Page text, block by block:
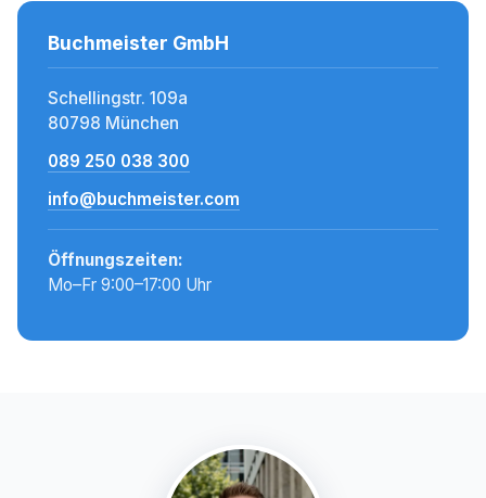
Buchmeister GmbH
Schellingstr. 109a
80798 München
089 250 038 300
info@buchmeister.com
Öffnungszeiten:
Mo–Fr 9:00–17:00 Uhr